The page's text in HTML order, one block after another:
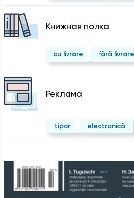
Kнижная полка
cu livrare fără livrare
Реклама
tipar electronică